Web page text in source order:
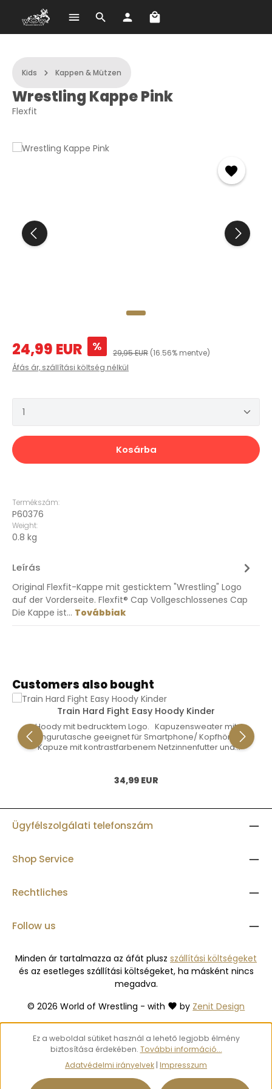
Ugrás a fő tartalomra A bevásárlókosár 0
Kids Kappen & Mützen
Wrestling Kappe Pink
Flexfit
Eladási ár:
24,99 EUR % Normál ár:
29,95 EUR (16.56% mentve)
Áfás ár, szállítási költség nélkül
Termékmennyiség: Adja meg a kívánt
Kosárba
Termékszám:
P60376
Weight:
0.8 kg
Leírás
Original Flexfit-Kappe mit gesticktem "Wrestling" Logo
auf der Vorderseite. Flexfit® Cap Vollgeschlossenes Cap
Die Kappe ist… Továbbiak
Termékgaléria kihagyása
Customers also bought
Train Hard Fight Easy Hoody Kinder
Hoody mit bedrucktem Logo. Kapuzensweater mit
Kängurutasche geeignet für Smartphone/ Kopfhörer.
Kapuze mit kontrastfarbenem Netzinnenfutter und
g/m2
Normál ár:
34,99 EUR
Ügyfélszolgálati telefonszám
Shop Service
Rechtliches
Follow us
© 2026 World of Wrestling - with by Zenit Design
Minden ár tartalmazza az áfát plusz szállítási költségeket
és az esetleges szállítási költségeket, ha másként nincs
megadva.
Ez a weboldal sütiket használ a lehető legjobb élmény
biztosítása érdekében. További információ...
Adatvédelmi irányelvek | Impresszum